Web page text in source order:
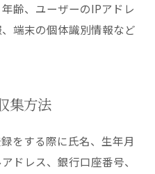
齢、ユーザーのIPアドレ
端末の個体識別情報など
集方法
をする際に氏名、生年月
ドレス、銀行口座番号、